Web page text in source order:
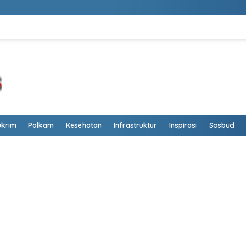
Polkam Kesehatan Infrastruktur Inspirasi Sosbud